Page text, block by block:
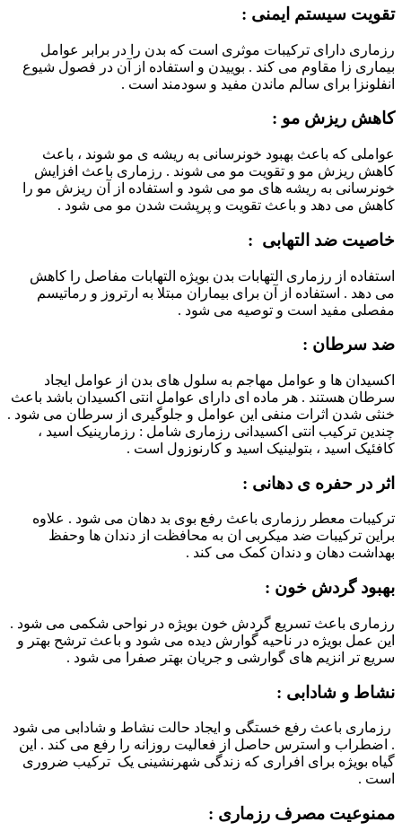
تقویت سیستم ایمنی :
رزماری دارای ترکیبات موثری است که بدن را در برابر عوامل
بیماری زا مقاوم می کند . بوییدن و استفاده از آن در فصول شیوع
انفلونزا برای سالم ماندن مفید و سودمند است .
کاهش ریزش مو :
عواملی که باعث بهبود خونرسانی به ریشه ی مو شوند ، باعث
کاهش ریزش مو و تقویت مو می شوند . رزماری باعث افزایش
خونرسانی به ریشه های مو می شود و استفاده از آن ریزش مو را
کاهش می دهد و باعث تقویت و پرپشت شدن مو می شود .
خاصیت ضد التهابی :
استفاده از رزماری التهابات بدن بویژه التهابات مفاصل را کاهش
می دهد . استفاده از آن برای بیماران مبتلا به ارتروز و رماتیسم
مفصلی مفید است و توصیه می شود .
ضد سرطان :
اکسیدان ها و عوامل مهاجم به سلول های بدن از عوامل ایجاد
سرطان هستند . هر ماده ای دارای عوامل انتی اکسیدان باشد باعث
خنثی شدن اثرات منفی این عوامل و جلوگیری از سرطان می شود .
چندین ترکیب انتی اکسیدانی رزماری شامل : رزمارینیک اسید ،
کافئیک اسید ، بتولینیک اسید و کارنوزول است .
اثر در حفره ی دهانی :
ترکیبات معطر رزماری باعث رفع بوی بد دهان می شود . علاوه
براین ترکیبات ضد میکربی ان به محافظت از دندان ها وحفظ
بهداشت دهان و دندان کمک می کند .
بهبود گردش خون :
رزماری باعث تسریع گردش خون بویژه در نواحی شکمی می شود .
این عمل بویژه در ناحیه گوارش دیده می شود و باعث ترشح بهتر و
سریع تر انزیم های گوارشی و جریان بهتر صفرا می شود .
نشاط و شادابی :
رزماری باعث رفع خستگی و ایجاد حالت نشاط و شادابی می شود
. اضطراب و استرس حاصل از فعالیت روزانه را رفع می کند . این
گیاه بویژه برای افراری که زندگی شهرنشینی یک ترکیب ضروری
است .
ممنوعیت مصرف رزماری :